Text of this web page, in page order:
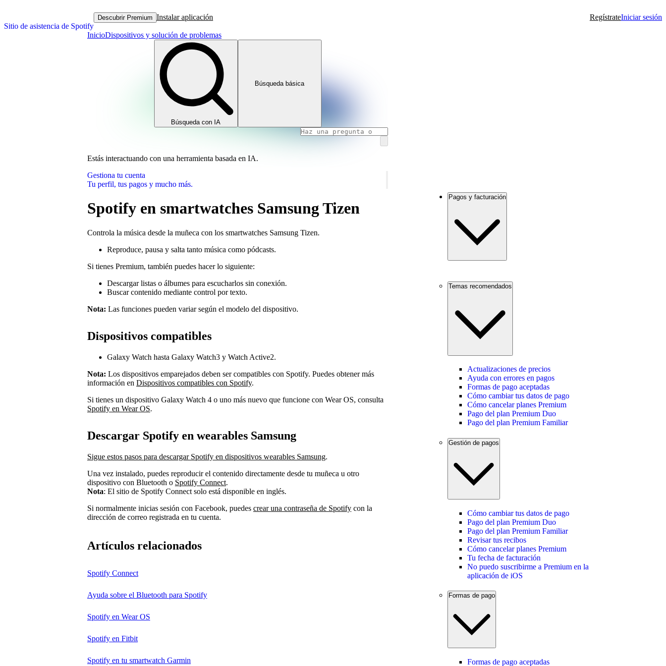
Sitio de asistencia de Spotify
Descubrir Premium Instalar aplicación RegístrateIniciar sesión
InicioDispositivos y solución de problemas
Búsqueda con IA
Búsqueda básica
Estás interactuando con una herramienta basada en IA.
Gestiona tu cuenta
Tu perfil, tus pagos y mucho más.
Spotify en smartwatches Samsung Tizen
Controla la música desde la muñeca con los smartwatches Samsung Tizen.
Reproduce, pausa y salta tanto música como pódcasts.
Si tienes Premium, también puedes hacer lo siguiente:
Descargar listas o álbumes para escucharlos sin conexión.
Buscar contenido mediante control por texto.
Nota: Las funciones pueden variar según el modelo del dispositivo.
Dispositivos compatibles
Galaxy Watch hasta Galaxy Watch3 y Watch Active2.
Nota: Los dispositivos emparejados deben ser compatibles con Spotify. Puedes obtener más
información en Dispositivos compatibles con Spotify.
Si tienes un dispositivo Galaxy Watch 4 o uno más nuevo que funcione con Wear OS, consulta
Spotify en Wear OS.
Descargar Spotify en wearables Samsung
Sigue estos pasos para descargar Spotify en dispositivos wearables Samsung.
Una vez instalado, puedes reproducir el contenido directamente desde tu muñeca u otro
dispositivo con Bluetooth o Spotify Connect.
Nota: El sitio de Spotify Connect solo está disponible en inglés.
Si normalmente inicias sesión con Facebook, puedes crear una contraseña de Spotify con la
dirección de correo registrada en tu cuenta.
Artículos relacionados
Spotify Connect
Ayuda sobre el Bluetooth para Spotify
Spotify en Wear OS
Spotify en Fitbit
Spotify en tu smartwatch Garmin
Pagos y facturación
Temas recomendados
Actualizaciones de precios
Ayuda con errores en pagos
Formas de pago aceptadas
Cómo cambiar tus datos de pago
Cómo cancelar planes Premium
Pago del plan Premium Duo
Pago del plan Premium Familiar
Gestión de pagos
Cómo cambiar tus datos de pago
Pago del plan Premium Duo
Pago del plan Premium Familiar
Revisar tus recibos
Cómo cancelar planes Premium
Tu fecha de facturación
No puedo suscribirme a Premium en la
aplicación de iOS
Formas de pago
Formas de pago aceptadas